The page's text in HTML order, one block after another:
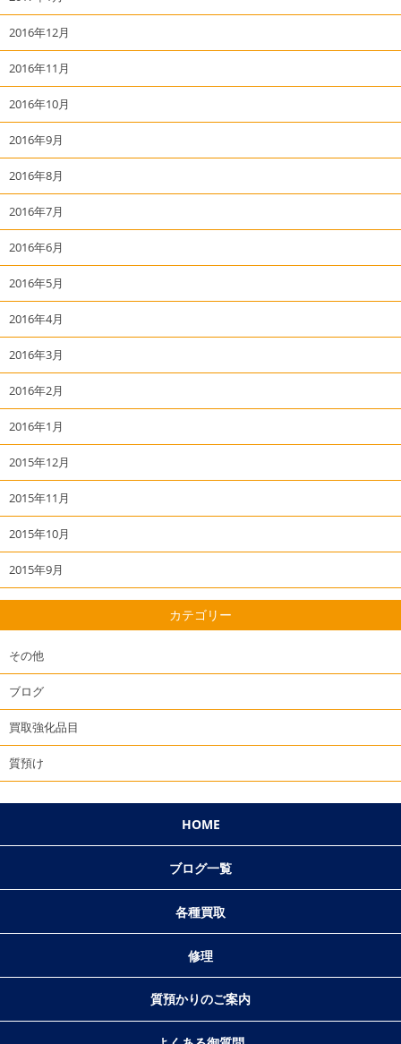
2016年12月
2016年11月
2016年10月
2016年9月
2016年8月
2016年7月
2016年6月
2016年5月
2016年4月
2016年3月
2016年2月
2016年1月
2015年12月
2015年11月
2015年10月
2015年9月
カテゴリー
その他
ブログ
買取強化品目
質預け
HOME
ブログ一覧
各種買取
修理
質預かりのご案内